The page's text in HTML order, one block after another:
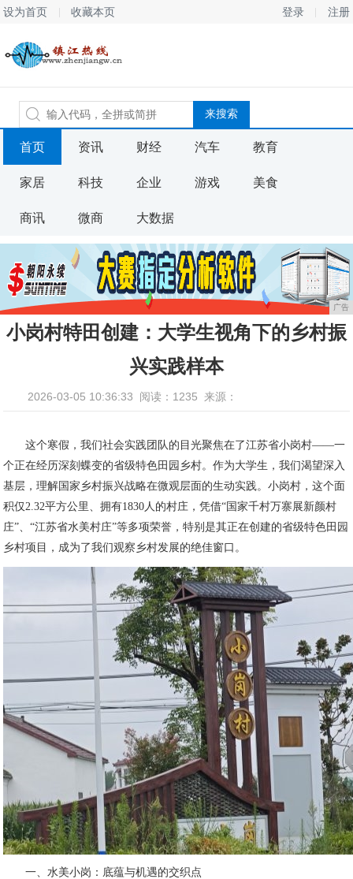
设为首页 收藏本页 登录 注册
首页 资讯 财经 汽车 教育
家居 科技 企业 游戏 美食
商讯 微商 大数据
广告
小岗村特田创建：大学生视角下的乡村振
兴实践样本
2026-03-05 10:36:33 阅读：1235 来源：
这个寒假，我们社会实践团队的目光聚焦在了江苏省小岗村——一
个正在经历深刻蝶变的省级特色田园乡村。作为大学生，我们渴望深入
基层，理解国家乡村振兴战略在微观层面的生动实践。小岗村，这个面
积仅2.32平方公里、拥有1830人的村庄，凭借“国家千村万寨展新颜村
庄”、“江苏省水美村庄”等多项荣誉，特别是其正在创建的省级特色田园
乡村项目，成为了我们观察乡村发展的绝佳窗口。
一、水美小岗：底蕴与机遇的交织点